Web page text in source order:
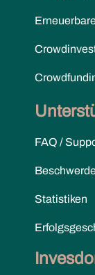
FAQ /
Statistiken